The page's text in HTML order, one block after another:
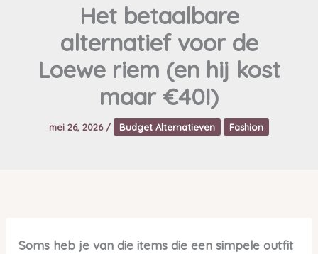
Het betaalbare
alternatief voor de
Loewe riem (en hij kost
maar €40!)
mei 26, 2026 / Budget Alternatieven Fashion
Soms heb je van die items die een simpele outfit